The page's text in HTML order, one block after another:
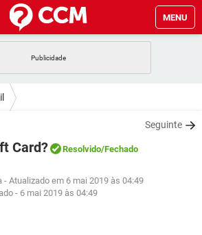
MENU
GMAIL
GMAIL
WHATSAPP
EXCEL
WHATSAPP
Seguinte
Card? Resolvido/Fechado
- Atualizado em 6 mai 2019 às 04:49
- 6 mai 2019 às 04:49